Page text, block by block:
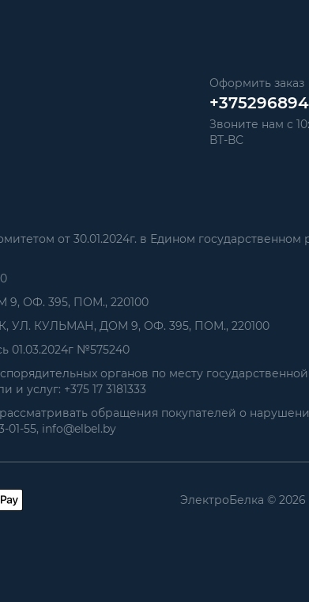
Оформить заказ
Звоните нам с
ВТ-ВС
от 30.01.2024г. в Едином
ОФ. 395, ПОМ., 220100
УЛ. КУЛЬМАН, ДОМ 9, ОФ. 395, ПОМ., 220100
01.03.2024г №575240
органов по месту
услуг: +375 17 3181333
обращения покупателей о
01-55, info@elbel.by
ЭлектроБелка © 2026